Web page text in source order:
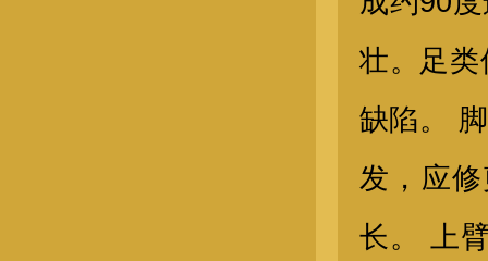
壮。足
缺陷。
发，应
长。 上